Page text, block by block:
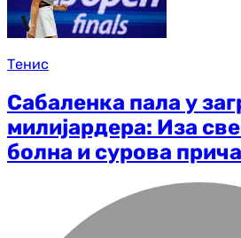
Тенис
Сабаленка пала у
милијардера: Иза
болна и сурова прича